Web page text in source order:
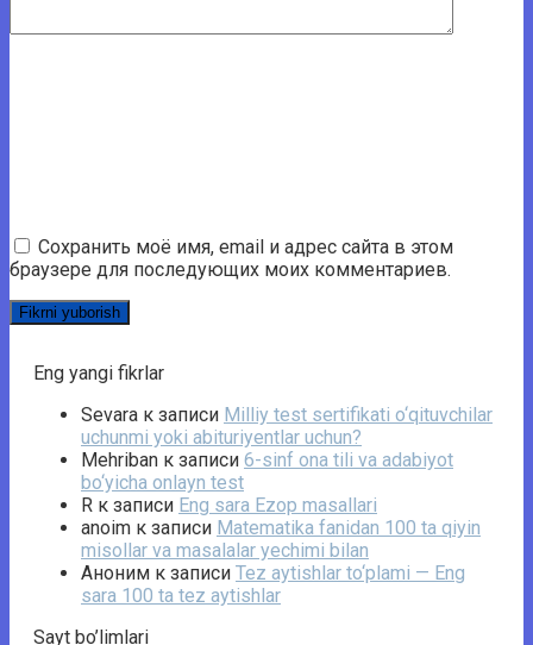
Сохранить моё имя, email и адрес сайта в этом
браузере для последующих моих комментариев.
Eng yangi fikrlar
Sevara к записи Milliy test sertifikati o‘qituvchilar
uchunmi yoki abituriyentlar uchun?
Mehriban к записи 6-sinf ona tili va adabiyot
bo‘yicha onlayn test
R к записи Eng sara Ezop masallari
anoim к записи Matematika fanidan 100 ta qiyin
misollar va masalalar yechimi bilan
Аноним к записи Tez aytishlar to‘plami — Eng
sara 100 ta tez aytishlar
Sayt bo’limlari